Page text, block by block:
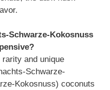
Schwarze-Kokosnuss
and unique
Schwarze-
Kokosnuss) coconuts